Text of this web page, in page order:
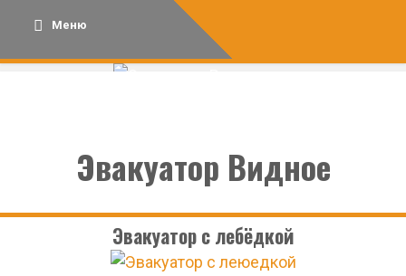
content
Меню
Эвакуатор Видное
Эвакуатор с лебёдкой